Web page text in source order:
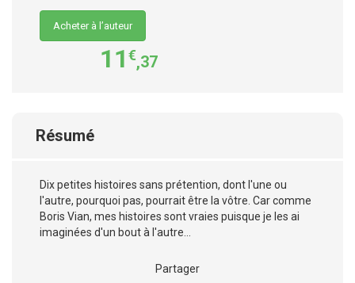
Acheter à l’auteur
11 €,37
Résumé
Dix petites histoires sans prétention, dont l'une ou
l'autre, pourquoi pas, pourrait être la vôtre. Car comme
Boris Vian, mes histoires sont vraies puisque je les ai
imaginées d'un bout à l'autre...
Partager